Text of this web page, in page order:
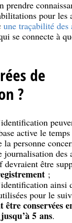
prendre
pour les
une traçabilité des
se connecte à
de
?
active le
personne
journalisation des
être
;
ainsi
pour le
être conservées
5 ans.